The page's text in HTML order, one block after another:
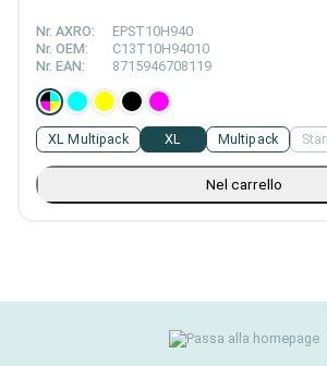
Nr. AXRO:
EPST10H940
Nr. OEM:
C13T10H94010
Nr. EAN:
8715946708119
Multipack
XL Multipack XL
Nel carrello